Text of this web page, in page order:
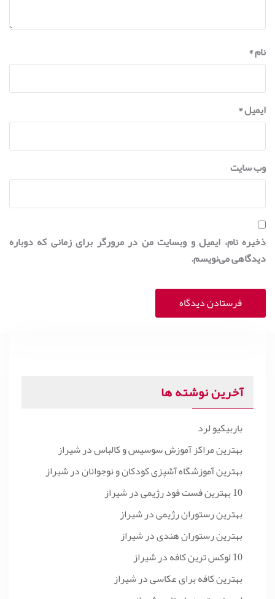
نام*
ایمیل*
وب‌ سایت
ذخیره نام، ایمیل و وبسایت من در مرورگر برای زمانی که دوباره
دیدگاهی می‌نویسم.
آخرین نوشته ها
باربیکیو لرد
بهترین مراکز آموزش سوسیس و کالباس در شیراز
بهترین آموزشگاه آشپزی کودکان و نوجوانان در شیراز
10 بهترین فست فود رژیمی در شیراز
بهترین رستوران رژیمی در شیراز
بهترین رستوران هندی در شیراز
10 لوکس ترین کافه در شیراز
بهترین کافه برای عکاسی در شیراز